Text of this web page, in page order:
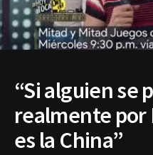
“Si alguien se
realmente por
es la China”